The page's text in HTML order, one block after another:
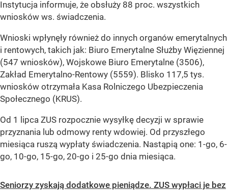
Instytucja informuje, że obsłuży 88 proc. wszystkich
wniosków ws. świadczenia.
Wnioski wpłynęły również do innych organów emerytalnych
i rentowych, takich jak: Biuro Emerytalne Służby Więziennej
(547 wniosków), Wojskowe Biuro Emerytalne (3506),
Zakład Emerytalno-Rentowy (5559). Blisko 117,5 tys.
wniosków otrzymała Kasa Rolniczego Ubezpieczenia
Społecznego (KRUS).
Od 1 lipca ZUS rozpocznie wysyłkę decyzji w sprawie
przyznania lub odmowy renty wdowiej. Od przyszłego
miesiąca ruszą wypłaty świadczenia. Nastąpią one: 1-go, 6-
go, 10-go, 15-go, 20-go i 25-go dnia miesiąca.
Seniorzy zyskają dodatkowe pieniądze. ZUS wypłaci je bez